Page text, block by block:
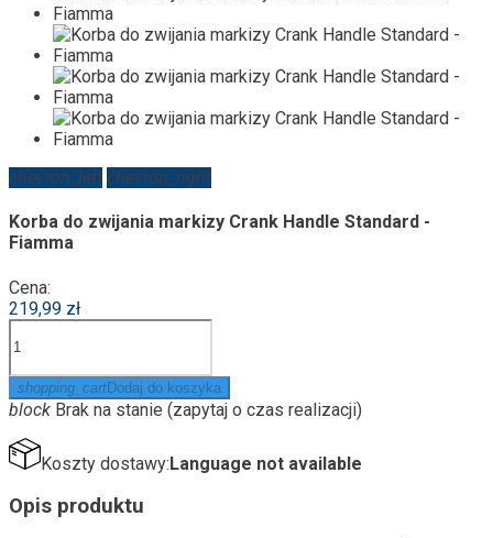
chevron_left chevron_right
Korba do zwijania markizy Crank Handle Standard -
Fiamma
Cena:
219,99 zł
shopping_cartDodaj do koszyka
block Brak na stanie (zapytaj o czas realizacji)
Koszty dostawy:Language not available
Opis produktu